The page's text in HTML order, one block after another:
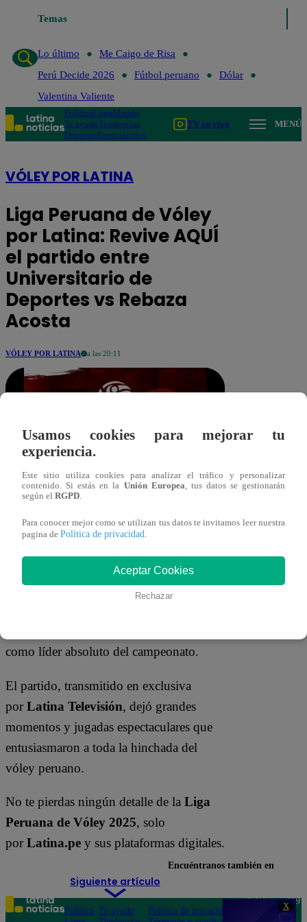
X
Temas
Lo último
Me Caigo de Risa
Perú Decide 2026
Fútbol peruano
Dólar
Valentina Valiente
PolíticaLimaMundo
Te ayudoTendencias
DeportesEspectáculos
TV en vivo MENÚ
VÓLEY POR LATINA
Liga Peruana de Vóley
por Latina: Revive AQUÍ
el partido entre
Universitario de
Deportes vs Rebaza
Acosta
VÓLEY POR LATINA a las 20:11
ltaboada@latina.pe
25 de enero 2026
dominical, Universitario de Deportes
venció 3 sets a 1 a Rebaza Acosta por la
como líder absoluto del campeonato.
El partido, transmitido en exclusiva
por Latina Televisión, dejó grandes
momentos y jugadas espectaculares que
entusiasmaron a toda la hinchada del
vóley peruano.
No te pierdas ningún detalle de la Liga
Peruana de Vóley 2025, solo
por Latina.pe y sus plataformas digitales.
Siguiente artículo
Usamos cookies para mejorar tu
experiencia.
Este sitio utiliza cookies para analizar el tráfico y personalizar
contenido. Si estás en la Unión Europea , tus datos se gestionarán
según el RGPD
Para conocer mejor como se utilizan tus datos te invitamos leer nuestra
pagina de Política de privacidad
Aceptar Cookies
Rechazar
Encuéntranos también en
Política Te ayudo
Política de privacidad
Teléfono: 219